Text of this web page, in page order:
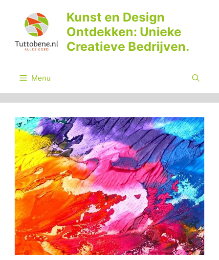
inhoud
Kunst en Design
Ontdekken: Unieke
Creatieve Bedrijven.
Menu